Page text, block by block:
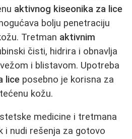
aktivnog kiseonika za lice
bolju penetraciju
Tretman aktivnim
čisti, hidrira i obnavlja
i blistavom. Upotreba
lice posebno je korisna za
kožu.
medicine i tretmana
i nudi rešenja za gotovo